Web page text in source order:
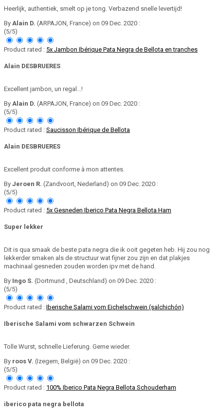
Heerlijk, authentiek, smelt op je tong. Verbazend snelle levertijd!
By Alain D. (ARPAJON, France) on 09 Dec. 2020 :
(5/5)
Product rated : 5x Jambon Ibérique Pata Negra de Bellota en tranches
Alain DESBRUERES
Excellent jambon, un regal...!
By Alain D. (ARPAJON, France) on 09 Dec. 2020 :
(5/5)
Product rated : Saucisson Ibérique de Bellota
Alain DESBRUERES
Excellent produit conforme à mon attentes.
By Jeroen R. (Zandvoort, Nederland) on 09 Dec. 2020 :
(5/5)
Product rated : 5x Gesneden Iberico Pata Negra Bellota Ham
Super lekker
Dit is qua smaak de beste pata negra die ik ooit gegeten heb. Hij zou nog
lekkerder smaken als de structuur wat fijner zou zijn en dat plakjes
machinaal gesneden zouden worden ipv met de hand.
By Ingo S. (Dortmund , Deutschland) on 09 Dec. 2020 :
(5/5)
Product rated : Iberische Salami vom Eichelschwein (salchichón)
Iberische Salami vom schwarzen Schwein
Tolle Wurst, schnelle Lieferung. Gerne wieder.
By roos V. (Izegem, België) on 09 Dec. 2020 :
(5/5)
Product rated : 100% Iberico Pata Negra Bellota Schouderham
iberico pata negra bellota